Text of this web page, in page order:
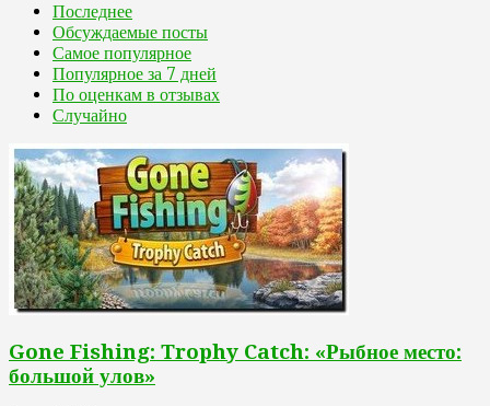
Последнее
Обсуждаемые посты
Самое популярное
Популярное за 7 дней
По оценкам в отзывах
Случайно
Gone Fishing: Trophy Catch: «Рыбное место:
большой улов»